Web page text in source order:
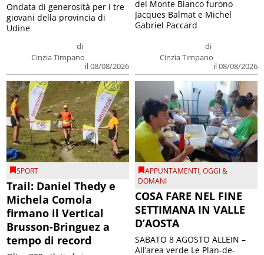
di
Cinzia Timpano
il 08/08/2026
Ondata di generosità per i tre
giovani della provincia di
Udine
di
Cinzia Timpano
il 08/08/2026
del Monte Bianco furono
Jacques Balmat e Michel
Gabriel Paccard
SPORT
Trail: Daniel Thedy e
Michela Comola
firmano il Vertical
Brusson-Bringuez a
tempo di record
APPUNTAMENTI,OGGI &
DOMANI
COSA FARE NEL FINE
SETTIMANA IN VALLE
D’AOSTA
SABATO 8 AGOSTO ALLEIN –
All’area verde Le Plan-de-